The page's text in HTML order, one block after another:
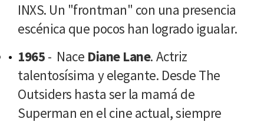
INXS. Un "frontman" con una presencia
escénica que pocos han logrado igualar.
1965 - Nace Diane Lane. Actriz
talentosísima y elegante. Desde The
Outsiders hasta ser la mamá de
Superman en el cine actual, siempre